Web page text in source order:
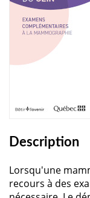
Description
Lorsqu'une
recours à des